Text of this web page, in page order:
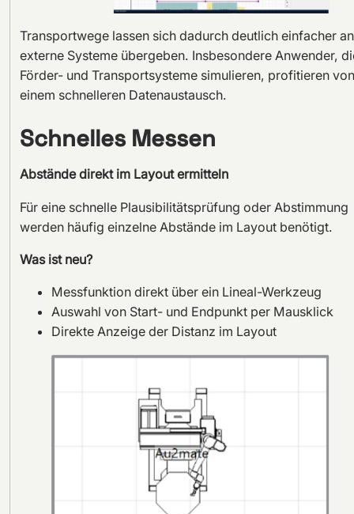
Transportwege lassen sich dadurch deutlich einfacher an
externe Systeme übergeben. Insbesondere Anwender,
Förder- und Transportsysteme simulieren, profitieren von
einem schnelleren Datenaustausch.
Schnelles Messen
Abstände direkt im Layout ermitteln
Für eine schnelle Plausibilitätsprüfung oder Abstimmung
werden häufig einzelne Abstände im Layout benötigt.
Was ist neu?
Messfunktion direkt über ein Lineal-Werkzeug
Auswahl von Start- und Endpunkt per Mausklick
Direkte Anzeige der Distanz im Layout